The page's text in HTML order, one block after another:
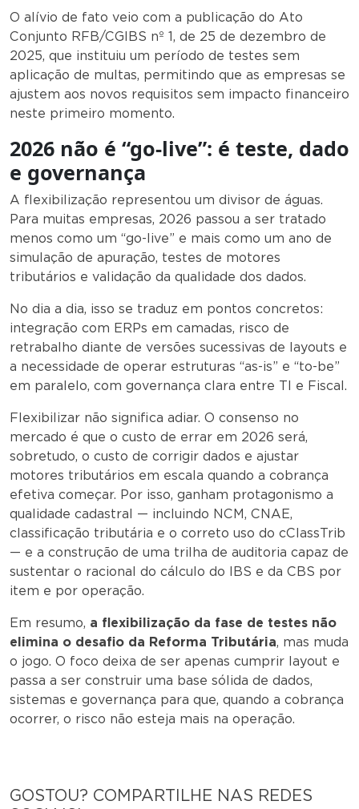
O alívio de fato veio com a publicação do Ato
Conjunto RFB/CGIBS nº 1, de 25 de dezembro de
2025, que instituiu um período de testes sem
aplicação de multas, permitindo que as empresas se
ajustem aos novos requisitos sem impacto financeiro
neste primeiro momento.
2026 não é “go-live”: é teste, dado
e governança
A flexibilização representou um divisor de águas.
Para muitas empresas, 2026 passou a ser tratado
menos como um “go-live” e mais como um ano de
simulação de apuração, testes de motores
tributários e validação da qualidade dos dados.
No dia a dia, isso se traduz em pontos concretos:
integração com ERPs em camadas, risco de
retrabalho diante de versões sucessivas de layouts e
a necessidade de operar estruturas “as-is” e “to-be”
em paralelo, com governança clara entre TI e Fiscal.
Flexibilizar não significa adiar. O consenso no
mercado é que o custo de errar em 2026 será,
sobretudo, o custo de corrigir dados e ajustar
motores tributários em escala quando a cobrança
efetiva começar. Por isso, ganham protagonismo a
qualidade cadastral — incluindo NCM, CNAE,
classificação tributária e o correto uso do cClassTrib
— e a construção de uma trilha de auditoria capaz de
sustentar o racional do cálculo do IBS e da CBS por
item e por operação.
Em resumo, a flexibilização da fase de testes não
elimina o desafio da Reforma Tributária, mas muda
o jogo. O foco deixa de ser apenas cumprir layout e
passa a ser construir uma base sólida de dados,
sistemas e governança para que, quando a cobrança
ocorrer, o risco não esteja mais na operação.
GOSTOU? COMPARTILHE NAS REDES